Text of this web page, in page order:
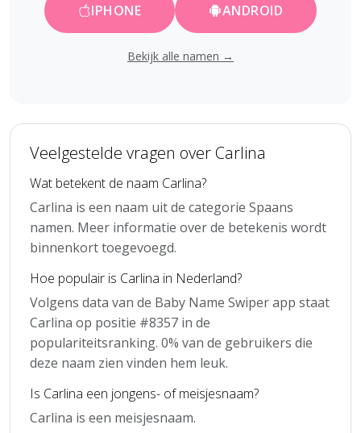
IPHONE ANDROID
Bekijk alle namen →
Veelgestelde vragen over Carlina
Wat betekent de naam Carlina?
Carlina is een naam uit de categorie Spaans
namen. Meer informatie over de betekenis wordt
binnenkort toegevoegd.
Hoe populair is Carlina in Nederland?
Volgens data van de Baby Name Swiper app staat
Carlina op positie #8357 in de
populariteitsranking. 0% van de gebruikers die
deze naam zien vinden hem leuk.
Is Carlina een jongens- of meisjesnaam?
Carlina is een meisjesnaam.